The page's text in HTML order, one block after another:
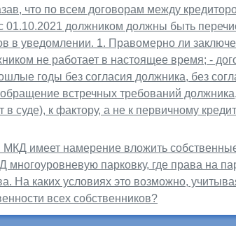
что по всем договорам между
01.10.2021 должником должны быть
в уведомлении. 1. Правомерно ли
не работает в настоящее время; -
годы без согласия должника, без
встречных требований
в суде), к фактору, а не к первичному
имеет намерение вложить
многоуровневую парковку, где права на
На каких условиях это возможно,
всех собственников?